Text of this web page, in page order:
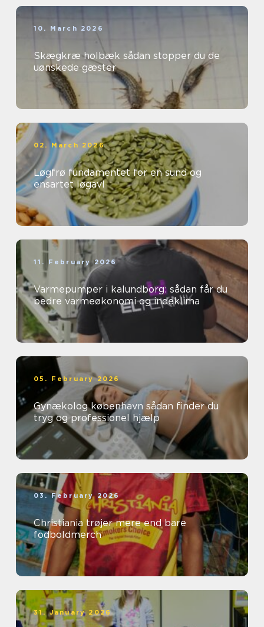
10. March 2026
Skægkræ holbæk sådan stopper du de
uønskede gæster
02. March 2026
Løgfrø fundamentet for en sund og
ensartet løgavl
11. February 2026
Varmepumper i kalundborg: sådan får du
bedre varmeøkonomi og indeklima
05. February 2026
Gynækolog københavn sådan finder du
tryg og professionel hjælp
03. February 2026
Christiania trøjer mere end bare
fodboldmerch
31. January 2026